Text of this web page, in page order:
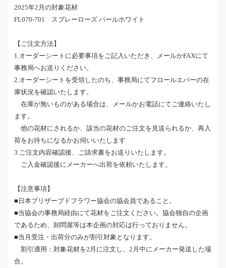
2025年2月の対象花材
FL070-701 スプレーローズ パールホワイト
【ご注文方法】
1.オーダーシートに必要事項をご記入いただき、メールかFAXにて
事務局へお送りください。
2.オーダーシートを受領したのち、事務局にてフロールエバーの在
庫状況を確認いたします。
在庫が無いものがある場合は、メールかお電話にてご連絡いたし
ます。
他の花材にされるか、該当の花材のご注文を見送られるか、再入
荷をお待ちになるかお伺いいたします
3.ご注文内容確認後、ご請求書をお送りいたします。
ご入金確認後にメーカーへ出荷を依頼いたします。
【注意事項】
■日本プリザーブドフラワー協会の協会員であること。
■当協会の事務局経由にて花材をご注文ください。協会独自の企画
であるため、卸問屋等は本企画の対応は行っておりません。
■当月受注・出荷分のみが割引対象となります。
割引適用：対象花材を2月に注文し、2月中にメーカー発送した場
合。